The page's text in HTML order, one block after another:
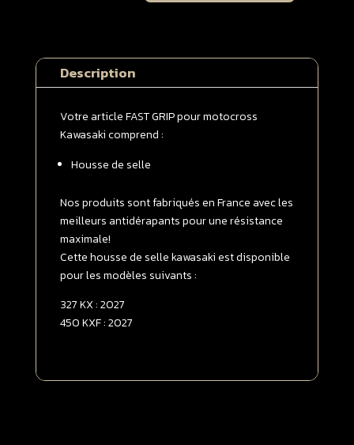
Kawasaki
327
2027
/
KX
2027
Noire
Description
Votre article FAST GRIP pour motocross
Kawasaki comprend :
Housse de selle
Nos produits sont fabriqués en France avec les
meilleurs antidérapants pour une résistance
maximale!
Cette housse de selle kawasaki est disponible
pour les modèles suivants :
327 KX : 2027
450 KXF : 2027